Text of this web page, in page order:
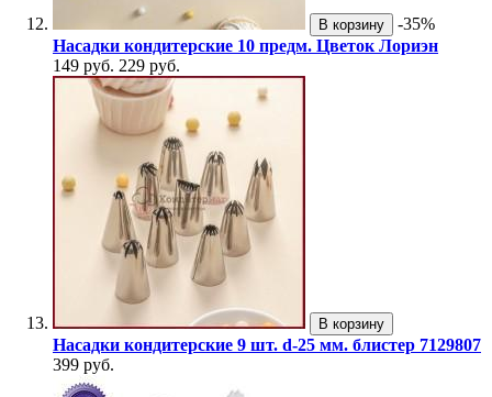
В корзину
-35%
Насадки кондитерские 10 предм. Цветок Лориэн
149 руб. 229 руб.
В корзину
Насадки кондитерские 9 шт. d-25 мм. блистер 7129807
399 руб.